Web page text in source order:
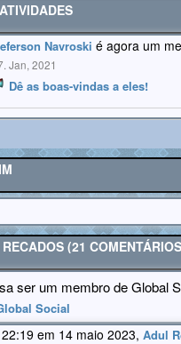
Navroski é agora um
Jan, 2021
Dê as boas-vindas a eles!
(21
ser um membro de Global
Social
em 14 maio 2023, Adul